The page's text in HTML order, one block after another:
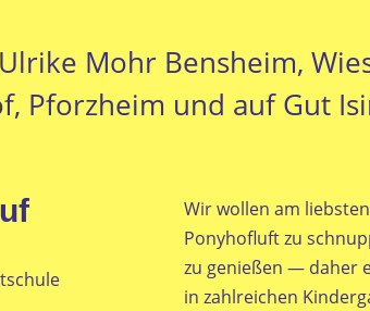
Mohr Bensheim,
Pforzheim und auf Gut
Wir wollen am
Ponyhofluft zu
zu genießen — daher
in zahlreichen